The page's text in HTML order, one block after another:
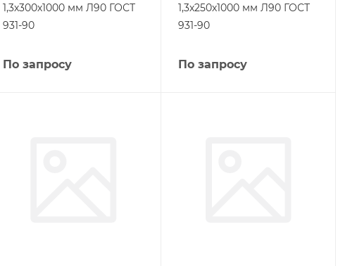
1,3х300х1000 мм Л90 ГОСТ
931-90
По запросу
1,3х250х1000 мм Л90 ГОСТ
931-90
По запросу